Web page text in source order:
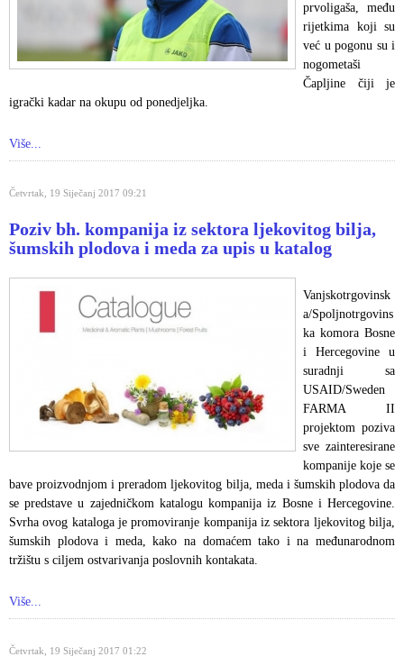
prvoligaša, među
rijetkima koji su
već u pogonu su i
nogometaši
Čapljine čiji je
igrački kadar na okupu od ponedjeljka.
Više...
Četvrtak, 19 Siječanj 2017 09:21
Poziv bh. kompanija iz sektora ljekovitog bilja,
šumskih plodova i meda za upis u katalog
Vanjskotrgovinsk
a/Spoljnotrgovins
ka komora Bosne
i Hercegovine u
suradnji sa
USAID/Sweden
FARMA II
projektom poziva
sve zainteresirane
kompanije koje se
bave proizvodnjom i preradom ljekovitog bilja, meda i šumskih plodova da
se predstave u zajedničkom katalogu kompanija iz Bosne i Hercegovine.
Svrha ovog kataloga je promoviranje kompanija iz sektora ljekovitog bilja,
šumskih plodova i meda, kako na domaćem tako i na međunarodnom
tržištu s ciljem ostvarivanja poslovnih kontakata.
Više...
Četvrtak, 19 Siječanj 2017 01:22